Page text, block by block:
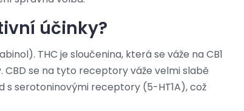
účinky?
THC je sloučenina, která se váže na CB1
se na tyto receptory váže velmi slabě
s serotoninovými receptory (5-HT1A), což